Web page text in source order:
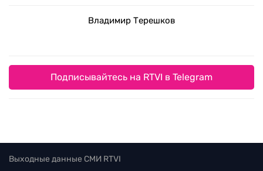
Владимир Терешков
Подписывайтесь на RTVI в Telegram
Выходные данные СМИ RTVI